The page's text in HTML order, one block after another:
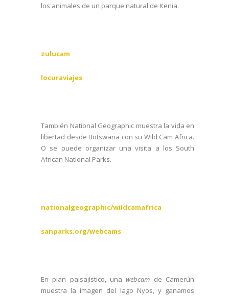
los animales de un parque natural de Kenia.
zulucam
locuraviajes
También National Geographic muestra la vida en
libertad desde Botswana con su Wild Cam Africa.
O se puede organizar una visita a los South
African National Parks.
nationalgeographic/wildcamafrica
sanparks.org/webcams
En plan paisajístico, unawebcam de Camerún
muestra la imagen del lago Nyos, y ganamos